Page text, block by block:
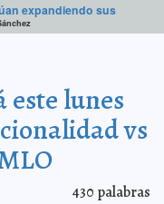
expandiendo sus
de sus servicios
educativa innovadora
Gómez Infante
la Medalla “Silvio
los festejos por el mes de
este lunes
vs
430 palabras